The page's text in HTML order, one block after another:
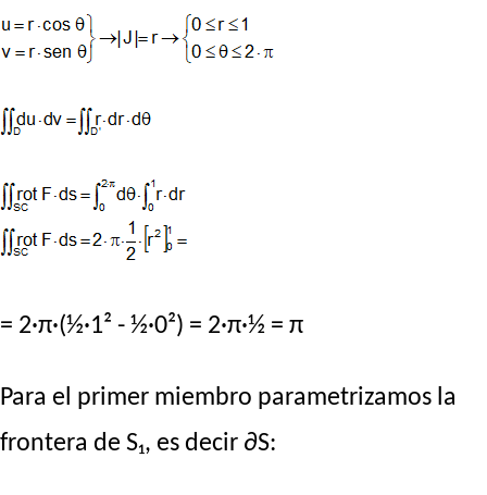
= 2·π·(½·1² - ½·0²) = 2·π·½ = π
Para el primer miembro parametrizamos la
frontera de S₁, es decir ∂S: